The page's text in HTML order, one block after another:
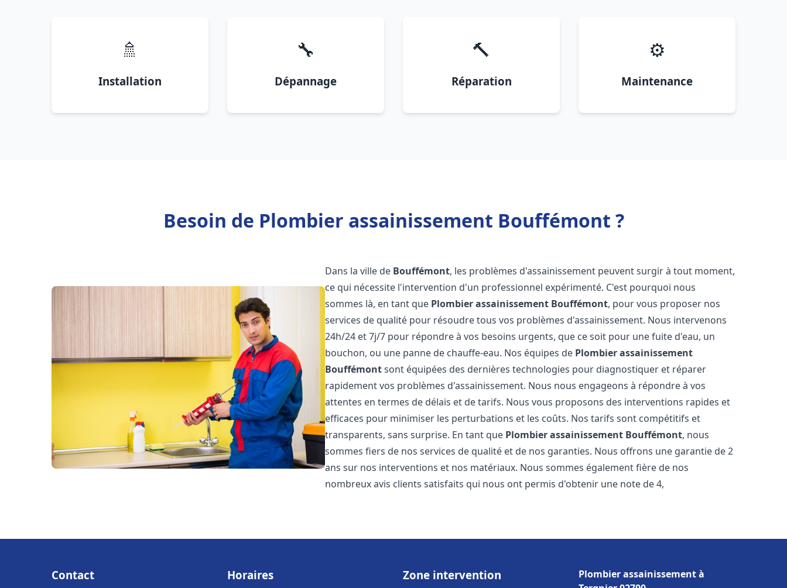
🚿
Installation
🔧
Dépannage
🔨
Réparation
⚙️
Maintenance
Besoin de Plombier assainissement Bouffémont ?
Dans la ville de Bouffémont, les problèmes d'assainissement peuvent surgir à tout moment,
ce qui nécessite l'intervention d'un professionnel expérimenté. C'est pourquoi nous
sommes là, en tant que Plombier assainissement Bouffémont, pour vous proposer nos
services de qualité pour résoudre tous vos problèmes d'assainissement. Nous intervenons
24h/24 et 7j/7 pour répondre à vos besoins urgents, que ce soit pour une fuite d'eau, un
bouchon, ou une panne de chauffe-eau. Nos équipes de Plombier assainissement
Bouffémontsont équipées des dernières technologies pour diagnostiquer et réparer
rapidement vos problèmes d'assainissement. Nous nous engageons à répondre à vos
attentes en termes de délais et de tarifs. Nous vous proposons des interventions rapides et
efficaces pour minimiser les perturbations et les coûts. Nos tarifs sont compétitifs et
transparents, sans surprise. En tant que Plombier assainissement Bouffémont, nous
sommes fiers de nos services de qualité et de nos garanties. Nous offrons une garantie de 2
ans sur nos interventions et nos matériaux. Nous sommes également fière de nos
nombreux avis clients satisfaits qui nous ont permis d'obtenir une note de 4,
Contact Horaires Zone intervention
Plombier assainissement à